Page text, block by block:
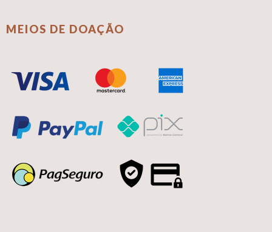
MEIOS DE DOAÇÃO